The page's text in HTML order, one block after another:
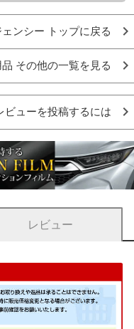
ンシー トップに戻る
品 その他の一覧を見る
ビューを投稿するには
レビュー